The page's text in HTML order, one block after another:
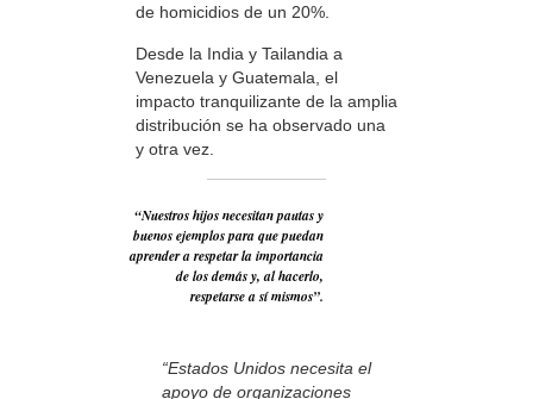
de homicidios de un 20%.
Desde la India y Tailandia a
Venezuela y Guatemala, el
impacto tranquilizante de la amplia
distribución se ha observado una
y otra vez.
“Nuestros hijos necesitan pautas y
buenos ejemplos para que puedan
aprender a respetar la importancia
de los demás y, al hacerlo,
respetarse a sí mismos”.
“Estados Unidos necesita el
apoyo de organizaciones